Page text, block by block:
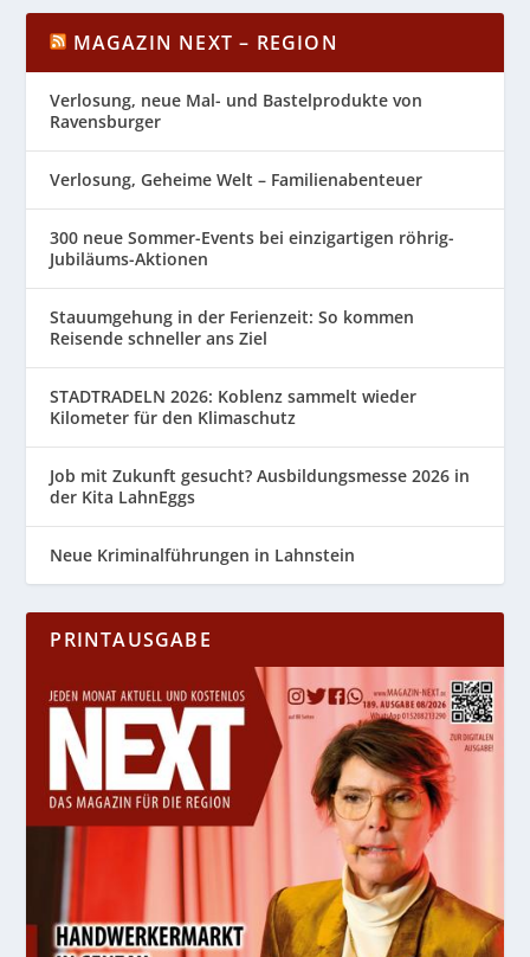
MAGAZIN NEXT – REGION
Verlosung, neue Mal- und Bastelprodukte von
Ravensburger
Verlosung, Geheime Welt – Familienabenteuer
300 neue Sommer-Events bei einzigartigen röhrig-
Jubiläums-Aktionen
Stauumgehung in der Ferienzeit: So kommen
Reisende schneller ans Ziel
STADTRADELN 2026: Koblenz sammelt wieder
Kilometer für den Klimaschutz
Job mit Zukunft gesucht? Ausbildungsmesse 2026 in
der Kita LahnEggs
Neue Kriminalführungen in Lahnstein
PRINTAUSGABE